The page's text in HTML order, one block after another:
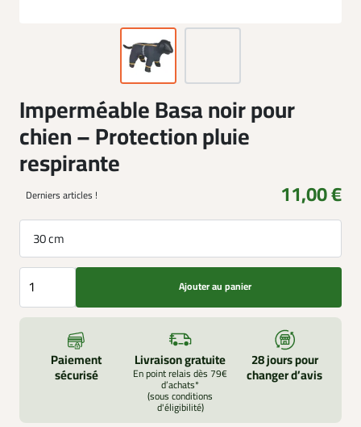
Imperméable Basa noir pour
chien – Protection pluie
respirante
Derniers articles ! 11,00 €
30 cm
Ajouter au panier
Paiement
sécurisé
Livraison gratuite
En point relais dès 79€
d’achats*
(sous conditions
d'éligibilité)
28 jours pour
changer d’avis